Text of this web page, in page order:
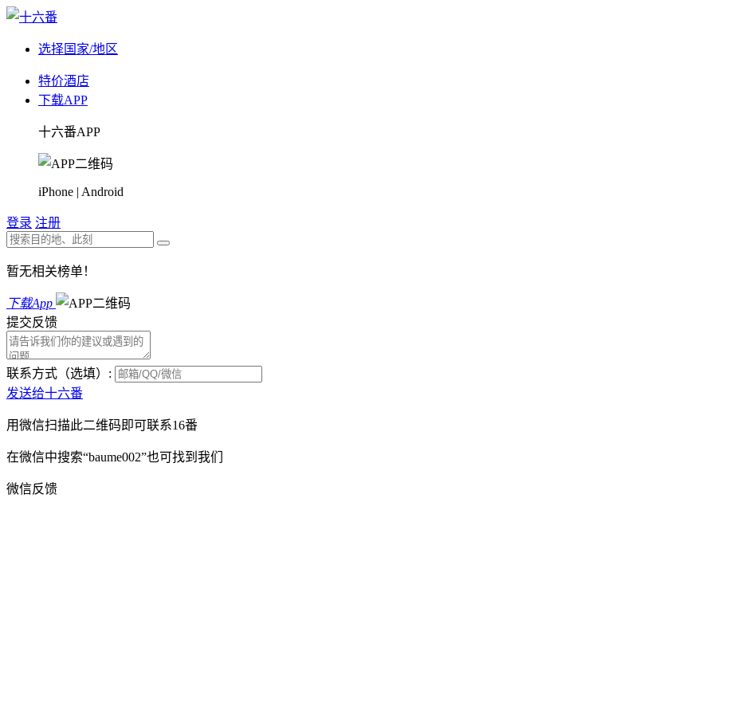
选择国家/地区
特价酒店
下载APP
十六番APP
iPhone | Android
登录 注册
暂无相关榜单！
下载App
提交反馈
联系方式（选填）:
发送给十六番
用微信扫描此二维码即可联系16番
在微信中搜索“baume002”也可找到我们
微信反馈